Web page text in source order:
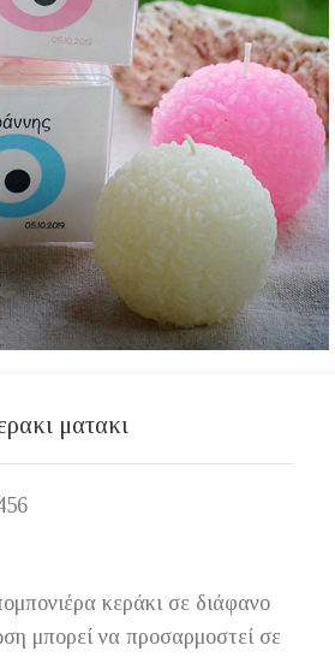
ματακι
κεράκι σε διάφανο
μπορεί να προσαρμοστεί σε